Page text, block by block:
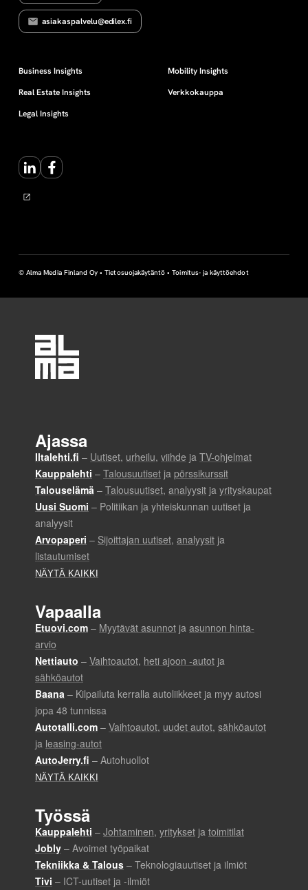
asiakaspalvelu@edilex.fi
Business Insights
Real Estate Insights
Legal Insights
Mobility Insights
Verkkokauppa
LinkedInFacebook
© Alma Media Finland Oy •Tietosuojakäytäntö •Toimitus- ja käyttöehdot